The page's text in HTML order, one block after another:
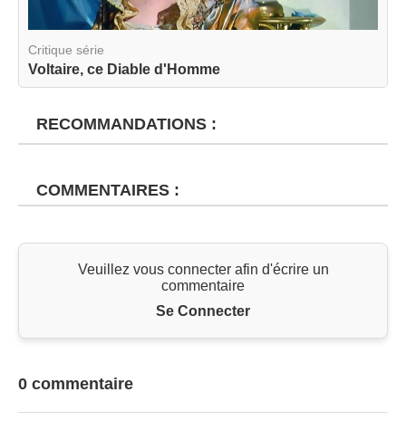
Critique série
Voltaire, ce Diable d'Homme
RECOMMANDATIONS :
COMMENTAIRES :
Veuillez vous connecter afin d'écrire un
commentaire
Se Connecter
0 commentaire